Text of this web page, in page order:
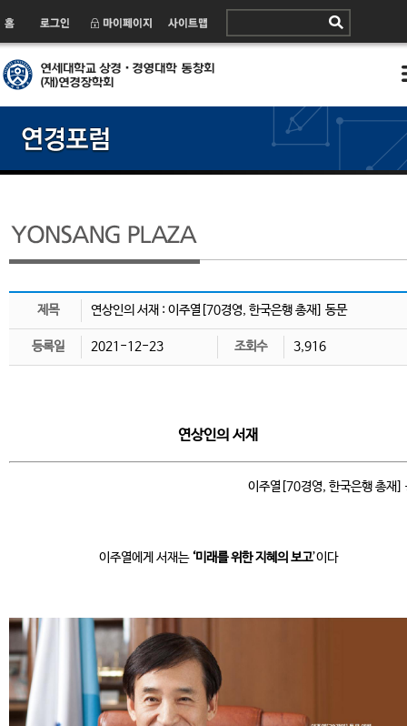
제목 연상인의 서재 : 이주열[70경영, 한국은행 총재] 동문
등록일 2021-12-23 조회수 3,916
연상인의 서재
이주열[70경영, 한국은행 총재]
이주열에게 서재는‘미래를 위한 지혜의 보고’이다